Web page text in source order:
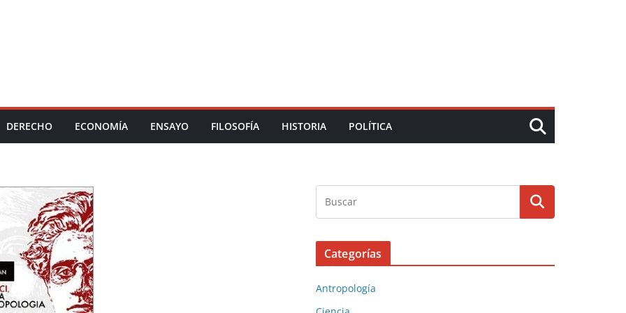
DERECHO ECONOMÍA ENSAYO FILOSOFÍA HISTORIA POLÍTICA
Categorías
Antropología